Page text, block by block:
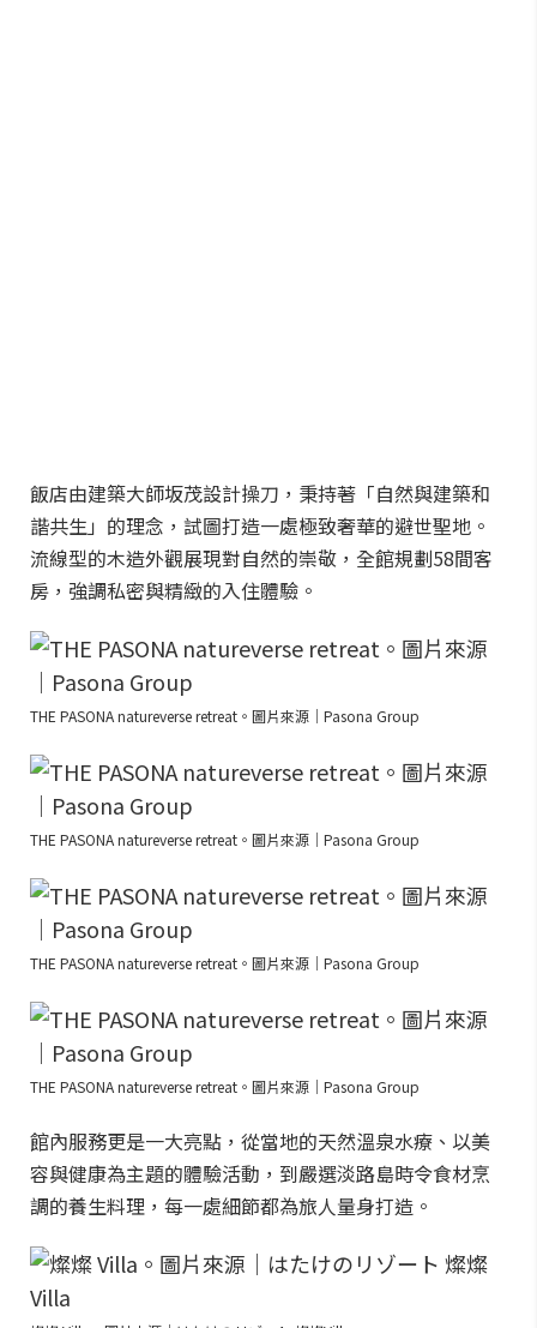
飯店由建築大師坂茂設計操刀，秉持著「自然與建築和
諧共生」的理念，試圖打造一處極致奢華的避世聖地。
流線型的木造外觀展現對自然的崇敬，全館規劃58間客
房，強調私密與精緻的入住體驗。
THE PASONA natureverse retreat。圖片來源｜Pasona Group
THE PASONA natureverse retreat。圖片來源｜Pasona Group
THE PASONA natureverse retreat。圖片來源｜Pasona Group
THE PASONA natureverse retreat。圖片來源｜Pasona Group
館內服務更是一大亮點，從當地的天然溫泉水療、以美
容與健康為主題的體驗活動，到嚴選淡路島時令食材烹
調的養生料理，每一處細節都為旅人量身打造。